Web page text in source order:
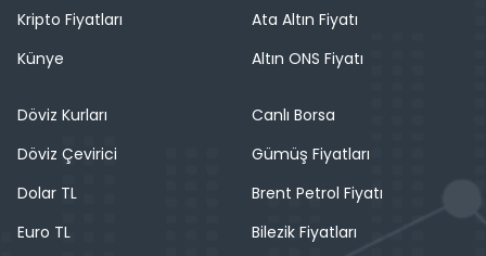
Kripto Fiyatları
Künye
Ata Altın Fiyatı
Altın ONS Fiyatı
Döviz Kurları
Döviz Çevirici
Dolar TL
Euro TL
Canlı Borsa
Gümüş Fiyatları
Brent Petrol Fiyatı
Bilezik Fiyatları